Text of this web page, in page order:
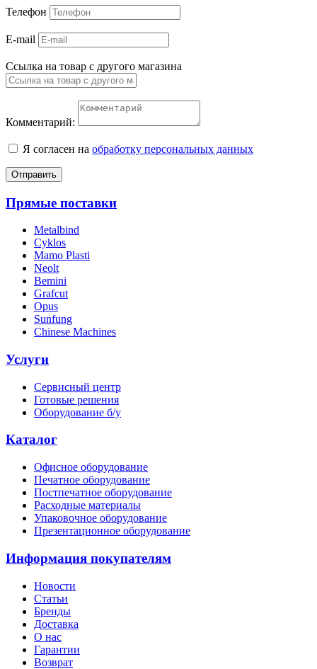
Телефон
E-mail
Ссылка на товар с другого магазина
Комментарий:
Я согласен на обработку персональных данных
Отправить
Прямые поставки
Metalbind
Cyklos
Mamo Plasti
Neolt
Bemini
Grafcut
Opus
Sunfung
Chinese Machines
Услуги
Сервисный центр
Готовые решения
Оборудование б/у
Каталог
Офисное оборудование
Печатное оборудование
Постпечатное оборудование
Расходные материалы
Упаковочное оборудование
Презентационное оборудование
Информация покупателям
Новости
Статьи
Бренды
Доставка
О нас
Гарантии
Возврат